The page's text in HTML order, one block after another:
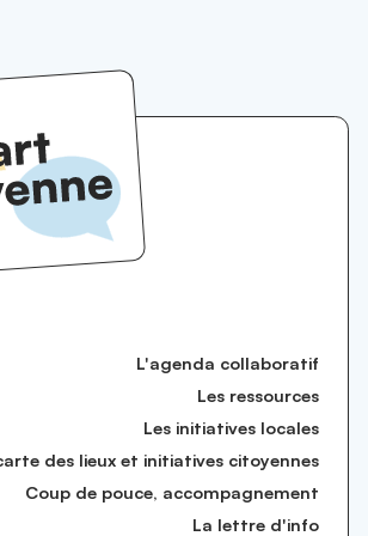
L'agenda collaboratif
Les ressources
Les initiatives locales
des lieux et initiatives citoyennes
Coup de pouce, accompagnement
La lettre d'info